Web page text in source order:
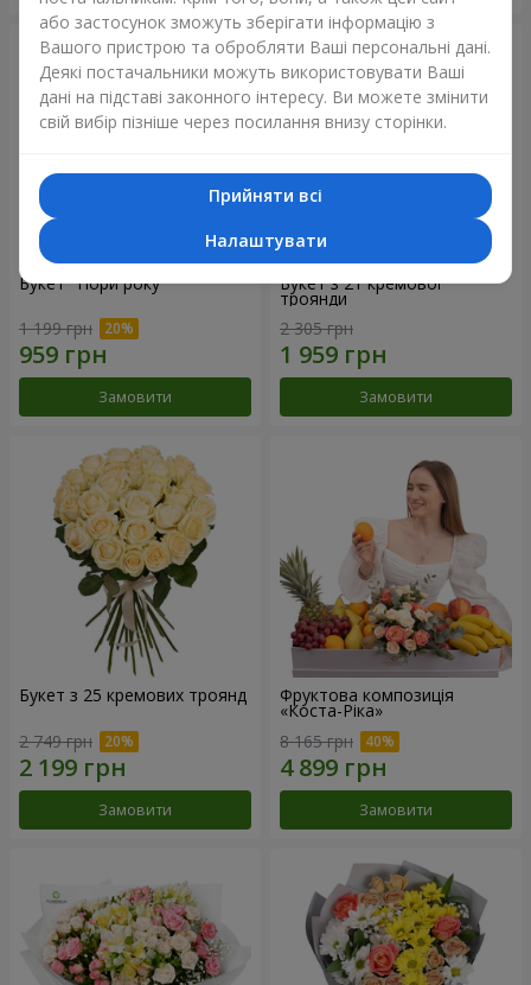
Букет "Пори року"
1 199 грн
Замовити
Букет з 21 кремової
троянди
2 305 грн
Замовити
Букет з 25 кремових троянд
2 749 грн
Замовити
Фруктова композиція
«Коста-Ріка»
8 165 грн
Замовити
або застосунок зможуть зберігати інформацію з
Вашого пристрою та обробляти Ваші персональні дані.
Деякі постачальники можуть використовувати Ваші
дані на підставі законного інтересу. Ви можете змінити
свій вибір пізніше через посилання внизу сторінки.
Прийняти всі
Налаштувати